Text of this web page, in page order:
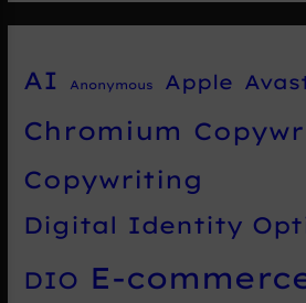
AI Anonymous Apple
Chromium
Copywriting
Digital Identity
DIO E-